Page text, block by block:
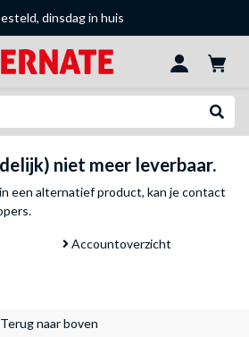
dinsdag in huis
niet meer leverbaar.
een alternatief product, kan jecontact
.
Accountoverzicht
Terug naar boven